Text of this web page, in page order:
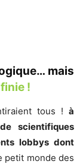
mais
!
tous ! à
scientifiques
lobbys dont
petit monde des